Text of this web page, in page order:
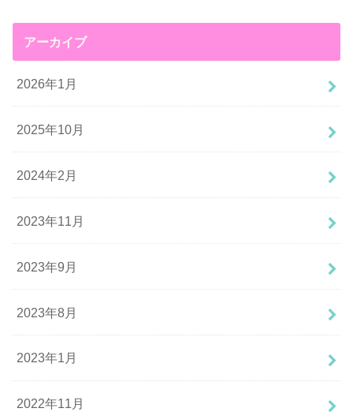
アーカイブ
2026年1月
2025年10月
2024年2月
2023年11月
2023年9月
2023年8月
2023年1月
2022年11月